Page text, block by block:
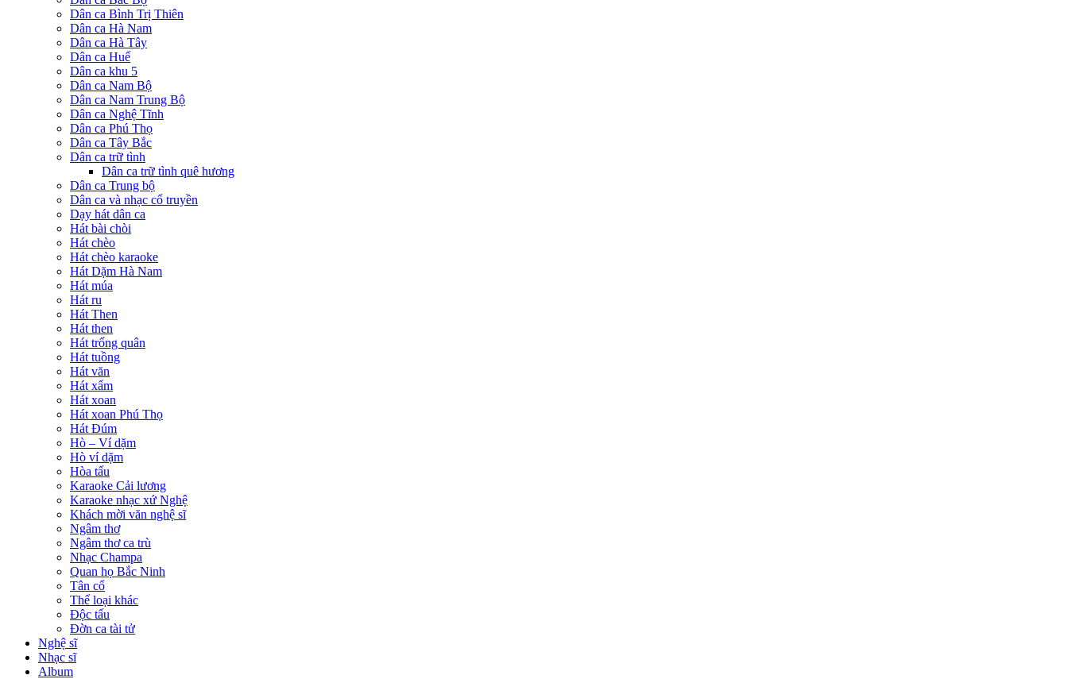
Dân ca Bình Trị Thiên
Dân ca Hà Nam
Dân ca Hà Tây
Dân ca Huế
Dân ca khu 5
Dân ca Nam Bộ
Dân ca Nam Trung Bộ
Dân ca Nghệ Tĩnh
Dân ca Phú Thọ
Dân ca Tây Bắc
Dân ca trữ tình
Dân ca trữ tình quê hương
Dân ca Trung bộ
Dân ca và nhạc cổ truyền
Dạy hát dân ca
Hát bài chòi
Hát chèo
Hát chèo karaoke
Hát Dặm Hà Nam
Hát múa
Hát ru
Hát Then
Hát then
Hát trống quân
Hát tuồng
Hát văn
Hát xẩm
Hát xoan
Hát xoan Phú Thọ
Hát Đúm
Hò – Ví dặm
Hò ví dặm
Hòa tấu
Karaoke Cải lương
Karaoke nhạc xứ Nghệ
Khách mời văn nghệ sĩ
Ngâm thơ
Ngâm thơ ca trù
Nhạc Champa
Quan họ Bắc Ninh
Tân cổ
Thể loại khác
Độc tấu
Đờn ca tài tử
Nghệ sĩ
Nhạc sĩ
Album